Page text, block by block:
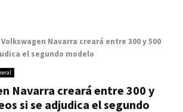
Volkswagen Navarra creará entre 300 y 500
el segundo modelo
Navarra creará entre 300 y
si se adjudica el segundo